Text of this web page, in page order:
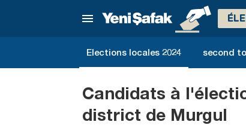
Elections locales 2024 second
Candidats à
district de Murgul